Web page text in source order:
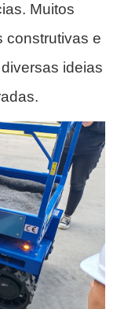
Muitos
construtivas e
ideias